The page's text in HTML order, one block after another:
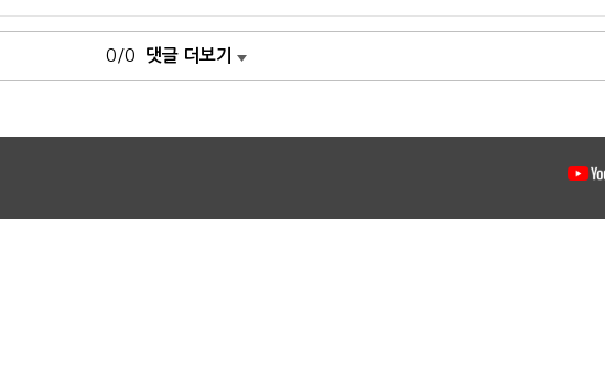
0/0 댓글 더보기